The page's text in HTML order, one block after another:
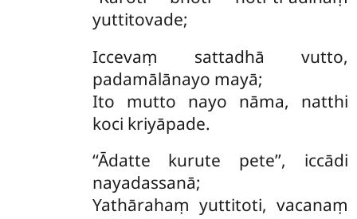
yuttitovade;
Iccevaṃ sattadhā vutto,
padamālānayo mayā;
Ito mutto nayo nāma, natthi
koci kriyāpade.
‘‘Ādatte kurute pete’’, iccādi
nayadassanā;
Yathārahaṃ yuttitoti, vacanaṃ